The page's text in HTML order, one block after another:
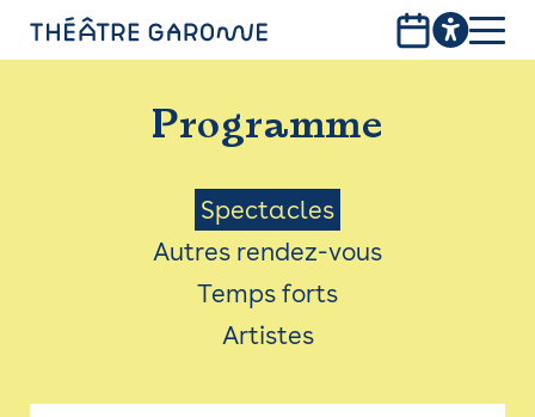
PROGRAMME
INFOS PRATIQUES
AVEC LES PUBLICS
ACCESSIBILITÉ
LES PRODUCTIONS
Programme
Menu
Saison
Spectacles
Autres rendez-vous
Temps forts
Artistes